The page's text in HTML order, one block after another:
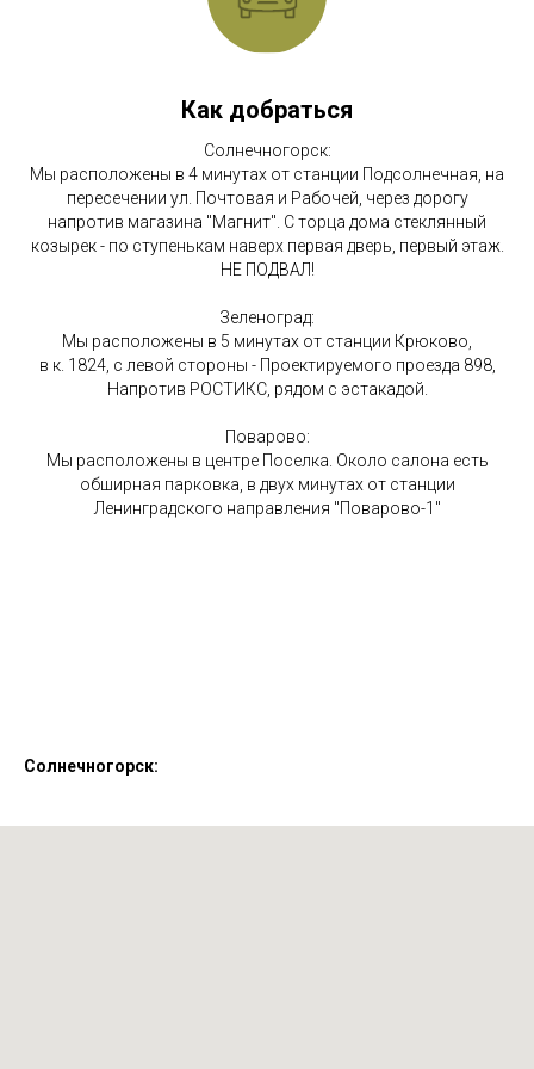
Как добраться
Солнечногорск:
Мы расположены в 4 минутах от станции Подсолнечная, на
пересечении ул. Почтовая и Рабочей, через дорогу
напротив магазина "Магнит". С торца дома стеклянный
козырек - по ступенькам наверх первая дверь, первый этаж.
НЕ ПОДВАЛ!
Зеленоград:
Мы расположены в 5 минутах от станции Крюково,
в к. 1824, с левой стороны - Проектируемого проезда 898,
Напротив РОСТИКС, рядом с эстакадой.
Поварово:
Мы расположены в центре Поселка. Около салона есть
обширная парковка, в двух минутах от станции
Ленинградского направления "Поварово-1"
Солнечногорск: